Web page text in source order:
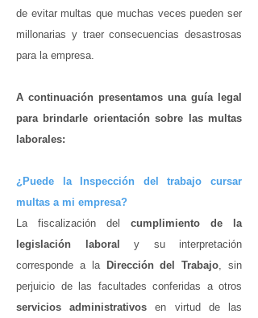
de evitar multas que muchas veces pueden ser
millonarias y traer consecuencias desastrosas
para la empresa.
A continuación presentamos una guía legal
para brindarle orientación sobre las multas
laborales:
¿Puede la Inspección del trabajo cursar
multas a mi empresa?
La fiscalización del cumplimiento de la
legislación laboral
y su interpretación
corresponde a la Dirección del Trabajo, sin
perjuicio de las facultades conferidas a otros
servicios administrativos en virtud de las